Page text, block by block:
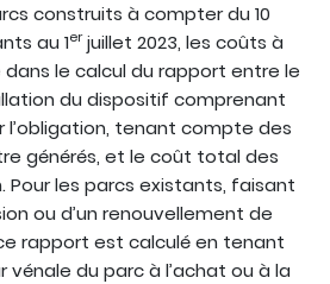
construits à compter du 10
au 1erjuillet 2023, les coûts à
le calcul du rapport entre le
du dispositif comprenant
l’obligation, tenant compte des
générés, et le coût total des
Pour les parcs existants, faisant
ou d’un renouvellement de
rapport est calculé en tenant
du parc à l’achat ou à la